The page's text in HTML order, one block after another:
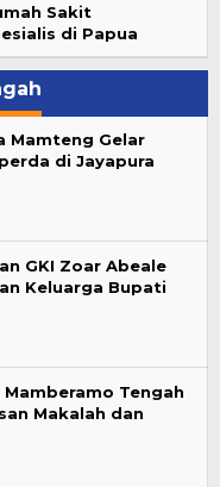
Sakit
di Papua
Mamteng Gelar
di Jayapura
GKI Zoar Abeale
Keluarga Bupati
Tengah
Makalah dan